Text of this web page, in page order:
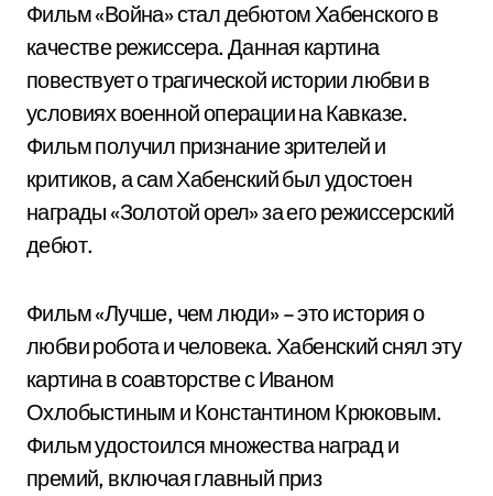
Фильм «Война» стал дебютом Хабенского в
качестве режиссера. Данная картина
повествует о трагической истории любви в
условиях военной операции на Кавказе.
Фильм получил признание зрителей и
критиков, а сам Хабенский был удостоен
награды «Золотой орел» за его режиссерский
дебют.
Фильм «Лучше, чем люди» – это история о
любви робота и человека. Хабенский снял эту
картина в соавторстве с Иваном
Охлобыстиным и Константином Крюковым.
Фильм удостоился множества наград и
премий, включая главный приз